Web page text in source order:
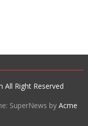
Right Reserved
SuperNews byAcme